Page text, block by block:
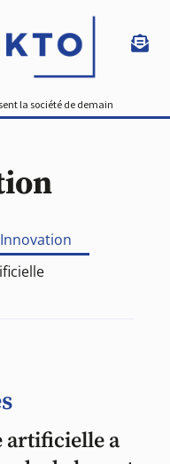
la société de demain
Innovation
artificielle a